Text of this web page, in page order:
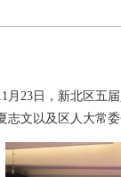
月23日，新北区五
志文以及区人大常